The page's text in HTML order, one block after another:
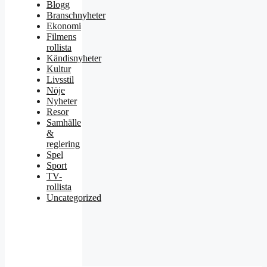
Blogg
Branschnyheter
Ekonomi
Filmens
rollista
Kändisnyheter
Kultur
Livsstil
Nöje
Nyheter
Resor
Samhälle
&
reglering
Spel
Sport
TV-
rollista
Uncategorized